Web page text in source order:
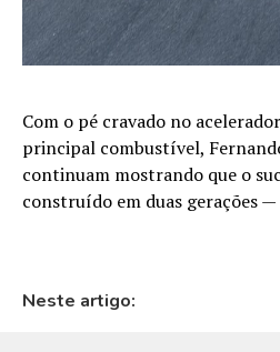
Com o pé cravado no
principal combustível,
continuam mostrando que o
construído em duas gerações
Neste artigo: